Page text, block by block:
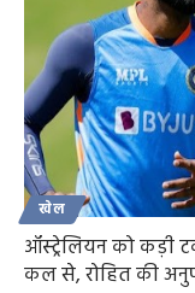
खेल
ऑस्ट्रेलियन को कड़ी
कल से, रोहित की